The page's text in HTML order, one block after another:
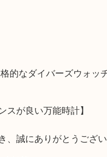
的なダイバーズウォ
が良い万能時計】
誠にありがとうござい